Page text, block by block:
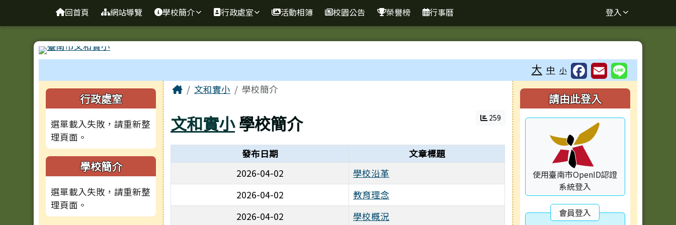
台南市文和實小
回首頁 網站導覽 學校簡介 行政處室 活動相簿 校園公告 榮譽榜 行事曆 登入
大 中 小
左邊區域內容
行政處室
選單載入失敗，請重新整
理頁面。
學校簡介
選單載入失敗，請重新整
理頁面。
主內容區域
Home文和實小 學校簡介
文和實小學校簡介 259
發布日期
文章標題
2026-04-02
學校沿革
2026-04-02
教育理念
2026-04-02
學校概況
右邊區域內容
請由此登入
使用臺南市OpenID認證
系統登入
會員登入
頁尾區域